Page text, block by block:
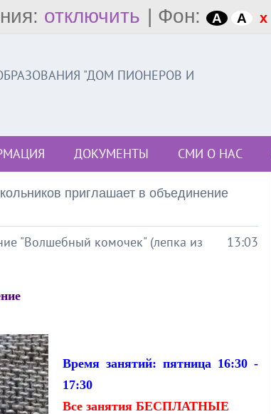
отключить | Фон: A A x
"ДОМ ПИОНЕРОВ И
ДОКУМЕНТЫ СМИ О НАС
приглашает в объединение
13:03
"Волшебный комочек" (лепка из
Время занятий: пятница 16:30 -
17:30
Все занятия БЕСПЛАТНЫЕ